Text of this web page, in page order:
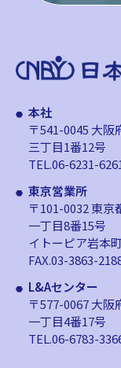
本社
〒541-0045 大
三丁目1番12号
TEL.06-6231-
東京営業所
〒101-0032 東
一丁目8番15号
イトーピア岩本
FAX.03-3863-
L&Aセンター
〒577-0067 大阪
一丁目4番17号
TEL.06-6783-